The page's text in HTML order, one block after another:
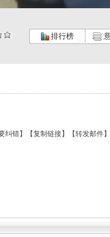
排行榜
纠错】【复制链接】【转发邮件